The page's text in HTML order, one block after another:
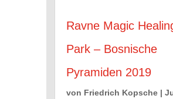
Ravne Magic
Park – Bosnische
Pyramiden 2019
von Friedrich Kopsche |